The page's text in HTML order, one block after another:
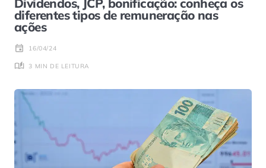
diferentes tipos de remuneração nas
ações
16/04/24
3 MIN DE LEITURA